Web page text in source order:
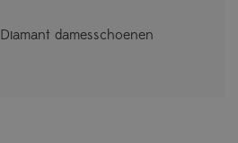
Diamant damesschoenen